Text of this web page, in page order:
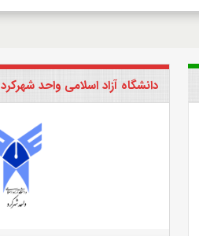
دانشگاه آزاد اسلامی واحد شهرکرد